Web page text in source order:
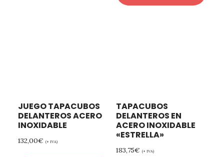
JUEGO TAPACUBOS
DELANTEROS ACERO
INOXIDABLE
132,00€ (+ IVA)
TAPACUBOS
DELANTEROS EN
ACERO INOXIDABLE
«ESTRELLA»
183,75€ (+ IVA)